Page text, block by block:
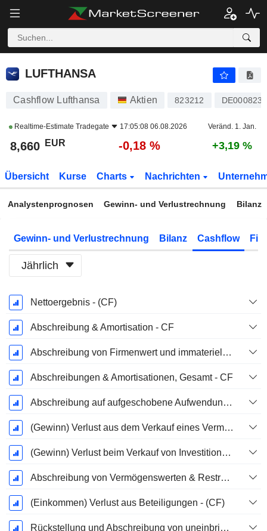
LUFTHANSA
LUFTHANSA
Cashflow Lufthansa Aktien 823212
Realtime-Estimate Tradegate 17:05:08 06.08.2026 Veränd. 1. Jan.
8,660 EUR -0,18 % +3,19 %
Übersicht Kurse Charts Nachrichten
Analystenprognosen Gewinn- und Verlustrechnung Bilanz
Gewinn- und Verlustrechnung Bilanz Cashflow
Jährlich
Ende d.
Geschäftsjahres:
Dezember
Nettoergebnis - (CF)
Abschreibung & Amortisation - CF
Abschreibung von Firmenwert und immateriellen Vermögenswerten - (CF) - (Modellspezifisch)
Abschreibungen & Amortisationen, Gesamt - CF
Abschreibung auf aufgeschobene Aufwendungen, Gesamt - (CF)
(Gewinn) Verlust aus dem Verkauf eines Vermögenswerts
(Gewinn) Verlust beim Verkauf von Investitionen - (CF)
Abschreibung von Vermögenswerten & Restrukturierungskosten
(Einkommen) Verlust aus Beteiligungen - (CF)
Rückstellung und Abschreibung von uneinbringlichen Forderungen